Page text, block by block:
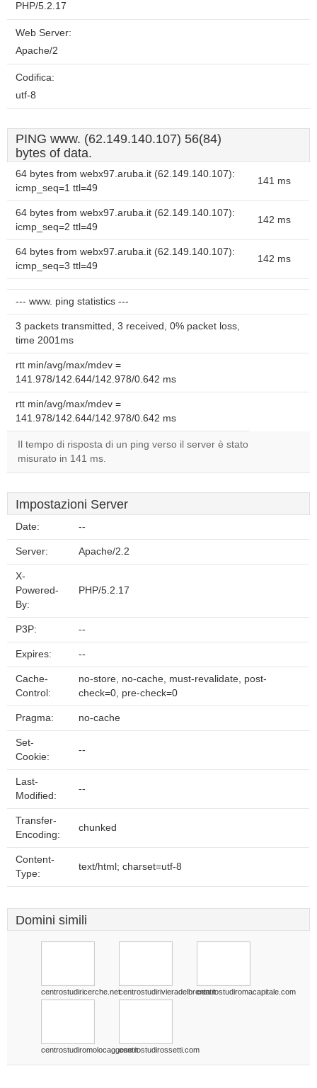
PHP/5.2.17
Web Server:
Apache/2
Codifica:
utf-8
PING www. (62.149.140.107) 56(84)
bytes of data.
64 bytes from webx97.aruba.it (62.149.140.107):
icmp_seq=1 ttl=49
141 ms
64 bytes from webx97.aruba.it (62.149.140.107):
icmp_seq=2 ttl=49
142 ms
64 bytes from webx97.aruba.it (62.149.140.107):
icmp_seq=3 ttl=49
142 ms
--- www. ping statistics ---
3 packets transmitted, 3 received, 0% packet loss,
time 2001ms
rtt min/avg/max/mdev =
141.978/142.644/142.978/0.642 ms
rtt min/avg/max/mdev =
141.978/142.644/142.978/0.642 ms
Il tempo di risposta di un ping verso il server è stato
misurato in 141 ms.
Impostazioni Server
Date: --
Server: Apache/2.2
X-
Powered-
By:
PHP/5.2.17
P3P: --
Expires: --
Cache-
Control:
no-store, no-cache, must-revalidate, post-
check=0, pre-check=0
Pragma: no-cache
Set-
Cookie:
--
Last-
Modified:
--
Transfer-
Encoding:
chunked
Content-
Type:
text/html; charset=utf-8
Domini simili
centrostudiricerche.netcentrostudirivieradelbrenta.itcentrostudiromacapitale.com
centrostudiromolocaggese.itcentrostudirossetti.com